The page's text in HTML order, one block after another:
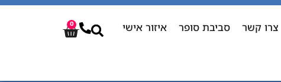
צרו קשר סביבת סופר איזור אישי 0